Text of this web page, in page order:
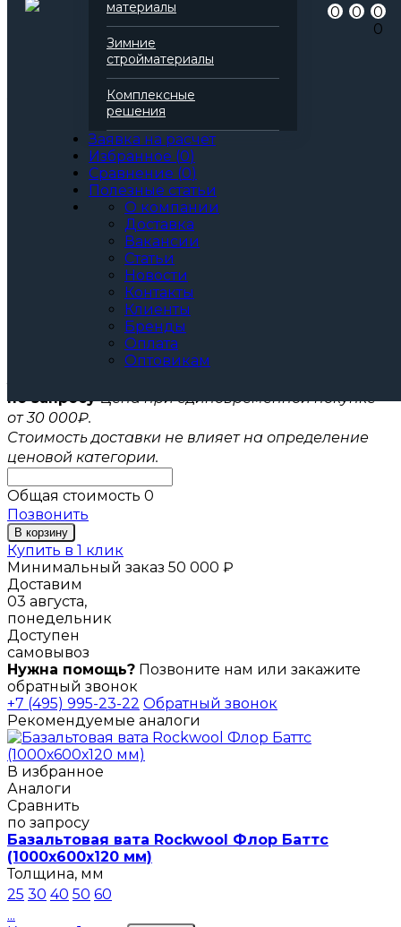
материалы
Зимние
стройматериалы
Комплексные
решения
Заявка на расчет
Избранное (0)
Сравнение (0)
Полезные статьи
О компании
Доставка
Вакансии
Статьи
Новости
Контакты
Клиенты
Бренды
Оплата
Оптовикам
0 0
0
0
Технониколь
Технофлор
Стандарт
Базальтовая вата
Все характеристики
Артикул: 138142
по запросуЦена при единовременной покупке
от 30 000₽.
Стоимость доставки не влияет на определение
ценовой категории.
Общая стоимость 0
Позвонить
В корзину
Купить в 1 клик
Минимальный заказ 50 000 ₽
Доставим
03 августа,
понедельник
Доступен
самовывоз
Нужна помощь? Позвоните нам или закажите
обратный звонок
+7 (495) 995-23-22 Обратный звонок
Рекомендуемые аналоги
В избранное
Аналоги
Сравнить
по запросу
Базальтовая вата Rockwool Флор Баттс
(1000х600х120 мм)
Толщина, мм
25 30 40 50 60
...